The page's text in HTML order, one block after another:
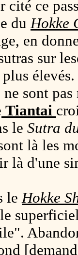
cité ce
duHokke
en
sur
ne sont
Tiantai
le Sutra
là les
là d'une
leHokke